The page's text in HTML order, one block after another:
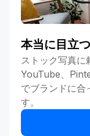
本当に目立
ストック写真に
YouTube、
でブランドに合
す。